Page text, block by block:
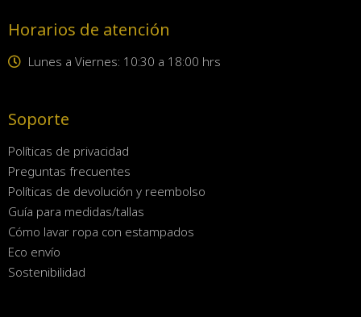
Horarios de atención
Lunes a Viernes: 10:30 a 18:00 hrs
Soporte
Políticas de privacidad
Preguntas frecuentes
Políticas de devolución y reembolso
Guía para medidas/tallas
Cómo lavar ropa con estampados
Eco envío
Sostenibilidad